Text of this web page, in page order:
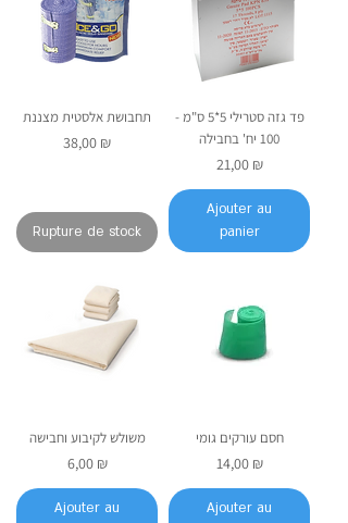
תחבושת אלסטית מצננת
Prix
38,00 ₪
Rupture de stock
פד גזה סטרילי 5*5 ס"מ -
100 יח' בחבילה
Prix
21,00 ₪
Ajouter au
panier
משולש לקיבוע וחבישה
Prix
6,00 ₪
Ajouter au
חסם עורקים גומי
Prix
14,00 ₪
Ajouter au